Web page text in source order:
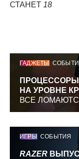
СТАНЕТ 18
ГАДЖЕТЫ
НА УРОВНЕ
ВСЕ
ИГРЫ СОБЫТИЯ
RAZER